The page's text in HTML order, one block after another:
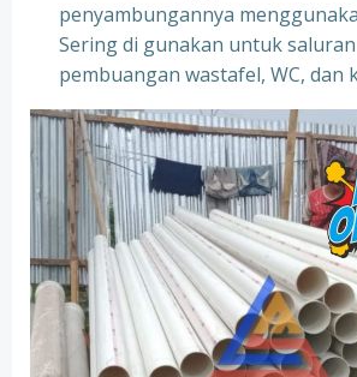
penyambungannya
Sering di gunakan untuk saluran
pembuangan wastafel, WC, dan